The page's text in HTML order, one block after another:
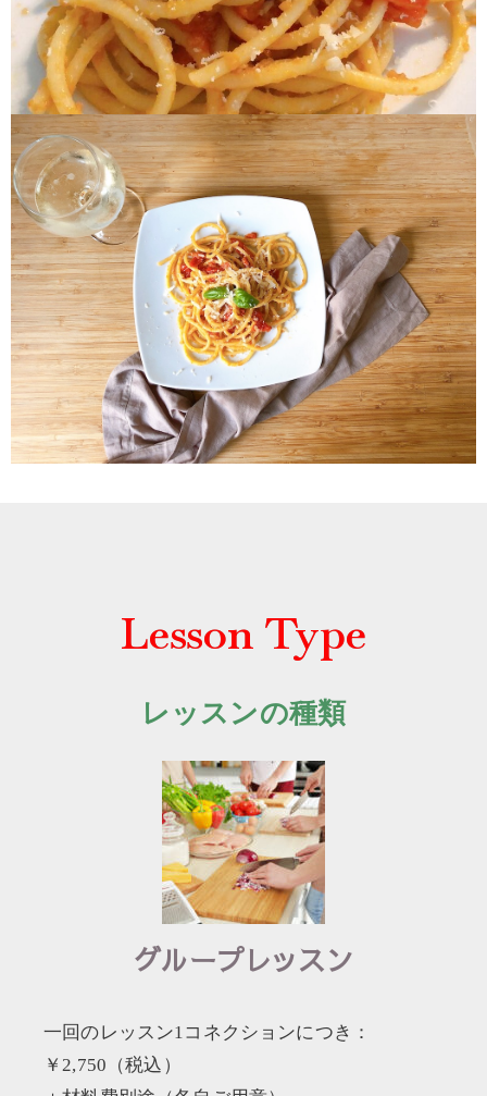
Lesson Type
レッスンの種類
グループレッスン
一回のレッスン1コネクションにつき：
￥2,750（税込）